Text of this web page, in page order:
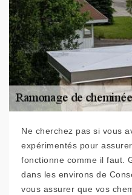
Ne cherchez pas si vous
expérimentés pour
fonctionne comme il faut.
dans les environs de
vous assurer que vos